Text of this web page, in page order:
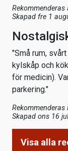
Rekommenderas
Skapad fre 1
"Små rum,
kylskåp och
för medicin).
parkering."
Rekommenderas
Skapad ons 16
Visa alla